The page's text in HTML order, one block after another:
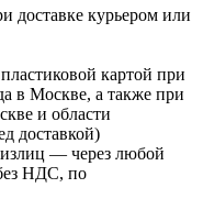
доставке курьером или
картой при
в Москве, а также при
и области
доставкой)
— через любой
НДС, по